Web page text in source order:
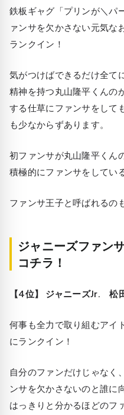
鉄板ギャグ「プリンが＼パ
ァンサを欠かさない元気な
ランクイン！
気がつけばできるだけ全て
精神を持つ丸山隆平くんの
する仕草にファンサをして
も少なからずあります。
初ファンサが丸山隆平くん
積極的にファンサをしてい
ファンサ王子と呼ばれるの
ジャニーズファン
コチラ！
【4位】 ジャニーズJr. 松
何事も全力で取り組むアイ
にランクイン！
自分のファンだけじゃなく
ンサを欠かさないのと誰に
はっきりと分かるほどのフ